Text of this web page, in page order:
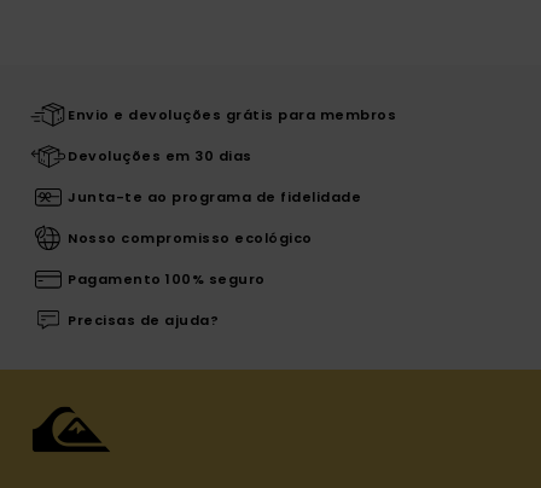
Envio e devoluções grátis para membros
Devoluções em 30 dias
Junta-te ao programa de fidelidade
Nosso compromisso ecológico
Pagamento 100% seguro
Precisas de ajuda?